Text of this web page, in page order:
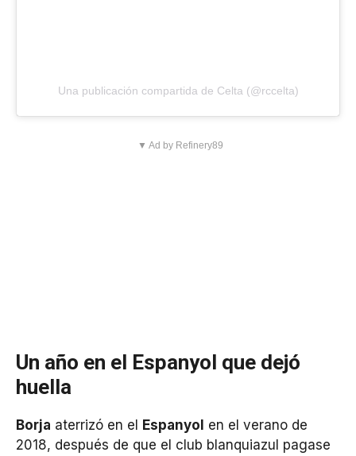
Una publicación compartida de Celta (@rccelta)
▼ Ad by Refinery89
Un año en el Espanyol que dejó
huella
Borja aterrizó en el Espanyol en el verano de
2018, después de que el club blanquiazul pagase